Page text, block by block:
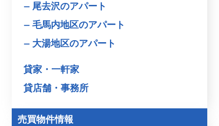
尾去沢のアパート
毛馬内地区のアパート
大湯地区のアパート
貸家・一軒家
貸店舗・事務所
売買物件情報